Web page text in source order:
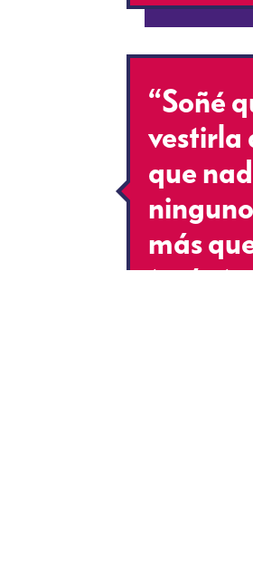
“Soñé
vestirla
que
más
tenía